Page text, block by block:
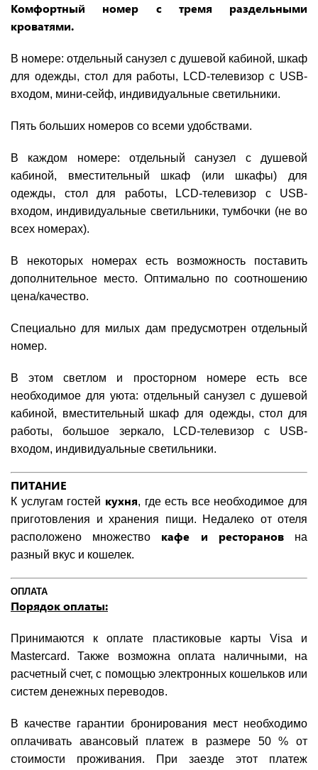
Комфортный номер с тремя раздельными
кроватями.
В номере: отдельный санузел с душевой кабиной, шкаф
для одежды, стол для работы, LCD-телевизор с USB-
входом, мини-сейф, индивидуальные светильники.
Пять больших номеров со всеми удобствами.
В каждом номере: отдельный санузел с душевой
кабиной, вместительный шкаф (или шкафы) для
одежды, стол для работы, LCD-телевизор с USB-
входом, индивидуальные светильники, тумбочки (не во
всех номерах).
В некоторых номерах есть возможность поставить
дополнительное место. Оптимально по соотношению
цена/качество.
Специально для милых дам предусмотрен отдельный
номер.
В этом светлом и просторном номере есть все
необходимое для уюта: отдельный санузел с душевой
кабиной, вместительный шкаф для одежды, стол для
работы, большое зеркало, LCD-телевизор с USB-
входом, индивидуальные светильники.
ПИТАНИЕ
К услугам гостей кухня, где есть все необходимое для
приготовления и хранения пищи. Недалеко от отеля
расположено множество кафе и ресторановна
разный вкус и кошелек.
ОПЛАТА
Порядок оплаты:
Принимаются к оплате пластиковые карты Visa и
Mastercard. Также возможна оплата наличными, на
расчетный счет, с помощью электронных кошельков или
систем денежных переводов.
В качестве гарантии бронирования мест необходимо
оплачивать авансовый платеж в размере 50 % от
стоимости проживания. При заезде этот платеж